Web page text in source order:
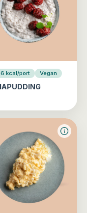
kcal/port Vegan